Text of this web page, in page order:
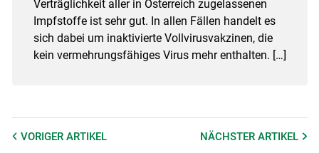
Verträglichkeit aller in Österreich zugelassenen
Impfstoffe ist sehr gut. In allen Fällen handelt es
sich dabei um inaktivierte Vollvirusvakzinen, die
kein vermehrungsfähiges Virus mehr enthalten. […]
VORIGER ARTIKEL NÄCHSTERARTIKEL